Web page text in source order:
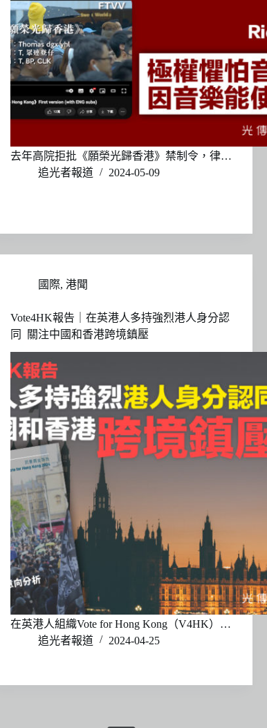
去年高院拒批《願榮光歸香港》禁制令，律…
追光者報道
2024-05-09
國際, 港聞
Vote4HK報告｜在英港人多持強烈港人身分認
同 關注中國和香港跨境鎮壓
在英港人組織Vote for Hong Kong（V4HK）…
追光者報道
2024-04-25